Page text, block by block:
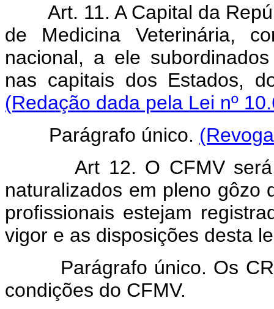
Art. 11. A Capital da
de Medicina Veterinária,
nacional, a ele
nas capitais dos Estados,
(Redação dada pela Lei nº
Parágrafo único.
Art 12. O CFMV será
naturalizados em pleno gôzo
profissionais estejam
vigor e as disposições desta
Parágrafo único. Os
condições do CFMV.